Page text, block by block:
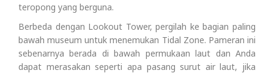
teropong yang berguna.
Berbeda dengan Lookout Tower, pergilah ke bagian paling
bawah museum untuk menemukan Tidal Zone. Pameran ini
sebenarnya berada di bawah permukaan laut dan Anda
dapat merasakan seperti apa pasang surut air laut, jika